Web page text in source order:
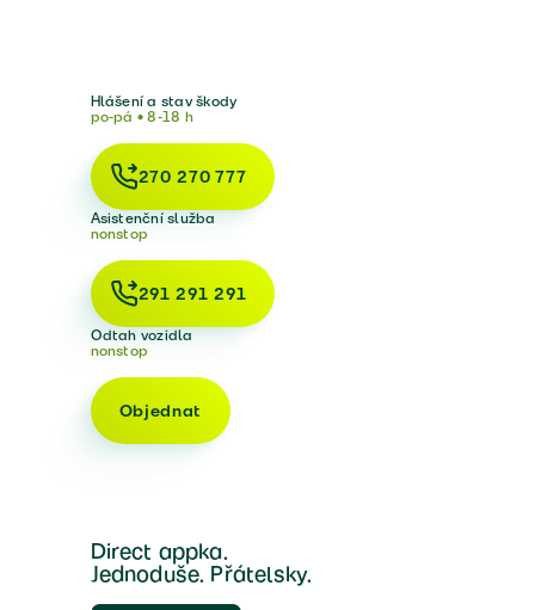
Hlášení a stav škody
po-pá • 8-18 h
270 270 777
Asistenční služba
nonstop
291 291 291
Odtah vozidla
nonstop
Objednat
Direct appka.
Jednoduše. Přátelsky.